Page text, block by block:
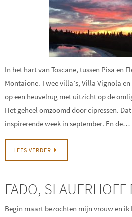
In het hart van Toscane, tussen Pisa en
Montaione. Twee villa’s, Villa Vignola
op een heuvelrug met uitzicht op de
Het geheel omzoomd door cipressen.
inspirerende week in september. En de…
LEES VERDER
FADO, SLAUERHOFF
Begin maart bezochten mijn vrouw en ik